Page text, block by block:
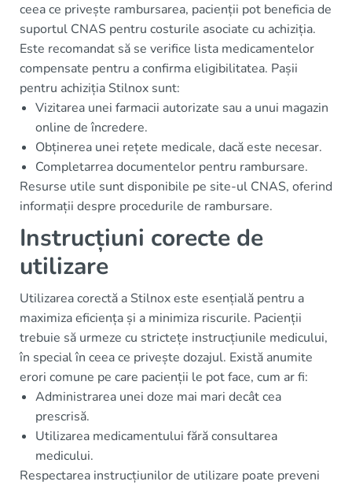
ceea ce privește rambursarea, pacienții pot beneficia de
suportul CNAS pentru costurile asociate cu achiziția.
Este recomandat să se verifice lista medicamentelor
compensate pentru a confirma eligibilitatea. Pașii
pentru achiziția Stilnox sunt:
Vizitarea unei farmacii autorizate sau a unui magazin
online de încredere.
Obținerea unei rețete medicale, dacă este necesar.
Completarrea documentelor pentru rambursare.
Resurse utile sunt disponibile pe site-ul CNAS, oferind
informații despre procedurile de rambursare.
Instrucțiuni corecte de
utilizare
Utilizarea corectă a Stilnox este esențială pentru a
maximiza eficiența și a minimiza riscurile. Pacienții
trebuie să urmeze cu strictețe instrucțiunile medicului,
în special în ceea ce privește dozajul. Există anumite
erori comune pe care pacienții le pot face, cum ar fi:
Administrarea unei doze mai mari decât cea
prescrisă.
Utilizarea medicamentului fără consultarea
medicului.
Respectarea instrucțiunilor de utilizare poate preveni